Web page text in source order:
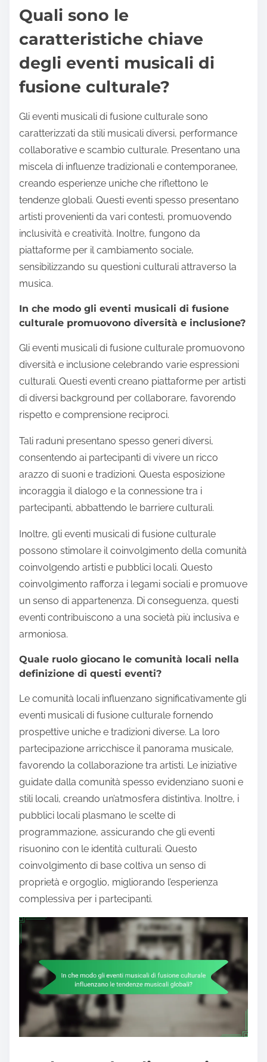
Quali sono le
caratteristiche chiave
degli eventi musicali di
fusione culturale?
Gli eventi musicali di fusione culturale sono
caratterizzati da stili musicali diversi, performance
collaborative e scambio culturale. Presentano una
miscela di influenze tradizionali e contemporanee,
creando esperienze uniche che riflettono le
tendenze globali. Questi eventi spesso presentano
artisti provenienti da vari contesti, promuovendo
inclusività e creatività. Inoltre, fungono da
piattaforme per il cambiamento sociale,
sensibilizzando su questioni culturali attraverso la
musica.
In che modo gli eventi musicali di fusione
culturale promuovono diversità e inclusione?
Gli eventi musicali di fusione culturale promuovono
diversità e inclusione celebrando varie espressioni
culturali. Questi eventi creano piattaforme per artisti
di diversi background per collaborare, favorendo
rispetto e comprensione reciproci.
Tali raduni presentano spesso generi diversi,
consentendo ai partecipanti di vivere un ricco
arazzo di suoni e tradizioni. Questa esposizione
incoraggia il dialogo e la connessione tra i
partecipanti, abbattendo le barriere culturali.
Inoltre, gli eventi musicali di fusione culturale
possono stimolare il coinvolgimento della comunità
coinvolgendo artisti e pubblici locali. Questo
coinvolgimento rafforza i legami sociali e promuove
un senso di appartenenza. Di conseguenza, questi
eventi contribuiscono a una società più inclusiva e
armoniosa.
Quale ruolo giocano le comunità locali nella
definizione di questi eventi?
Le comunità locali influenzano significativamente gli
eventi musicali di fusione culturale fornendo
prospettive uniche e tradizioni diverse. La loro
partecipazione arricchisce il panorama musicale,
favorendo la collaborazione tra artisti. Le iniziative
guidate dalla comunità spesso evidenziano suoni e
stili locali, creando un’atmosfera distintiva. Inoltre, i
pubblici locali plasmano le scelte di
programmazione, assicurando che gli eventi
risuonino con le identità culturali. Questo
coinvolgimento di base coltiva un senso di
proprietà e orgoglio, migliorando l’esperienza
complessiva per i partecipanti.